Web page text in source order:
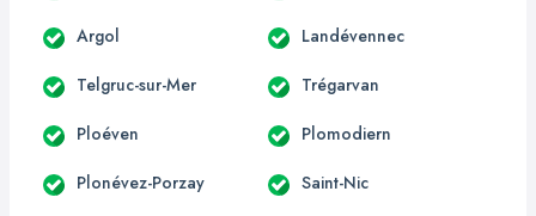
Argol Landévennec
Telgruc-sur-Mer Trégarvan
Ploéven Plomodiern
Plonévez-Porzay Saint-Nic